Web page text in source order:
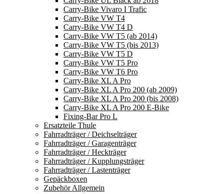
Carry-Bike Vivaro I Trafic
Carry-Bike VW T4
Carry-Bike VW T4 D
Carry-Bike VW T5 (ab 2014)
Carry-Bike VW T5 (bis 2013)
Carry-Bike VW T5 D
Carry-Bike VW T5 Pro
Carry-Bike VW T6 Pro
Carry-Bike XL A Pro
Carry-Bike XL A Pro 200 (ab 2009)
Carry-Bike XL A Pro 200 (bis 2008)
Carry-Bike XL A Pro 200 E-Bike
Fixing-Bar Pro L
Ersatzteile Thule
Fahrradträger / Deichselträger
Fahrradträger / Garagenträger
Fahrradträger / Heckträger
Fahrradträger / Kupplungsträger
Fahrradträger / Lastenträger
Gepäckboxen
Zubehör Allgemein